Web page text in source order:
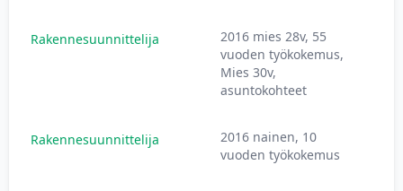
Rakennesuunnittelija
2016 mies 28v, 55
vuoden työkokemus,
Mies 30v,
asuntokohteet
Rakennesuunnittelija
2016 nainen, 10
vuoden työkokemus